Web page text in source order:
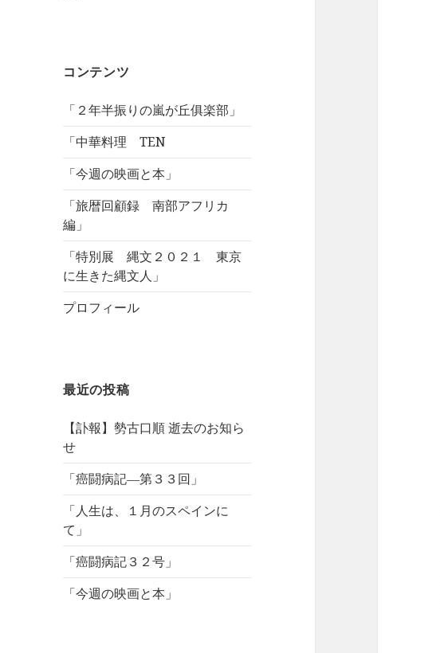
コンテンツ
「２年半振りの嵐が丘俱楽部」
「中華料理 TEN
「今週の映画と本」
「旅暦回顧録 南部アフリカ
編」
「特別展 縄文２０２１ 東京
に生きた縄文人」
プロフィール
最近の投稿
【訃報】勢古口順 逝去のお知ら
せ
「癌闘病記―第３３回」
「人生は、１月のスペインに
て」
「癌闘病記３２号」
「今週の映画と本」